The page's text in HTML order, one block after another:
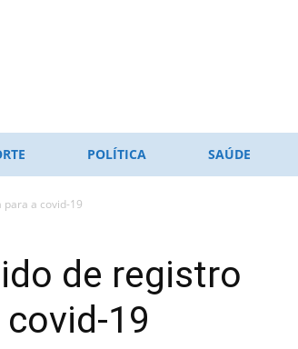
POLÍTICA SAÚDE
para a covid-19
de registro
19